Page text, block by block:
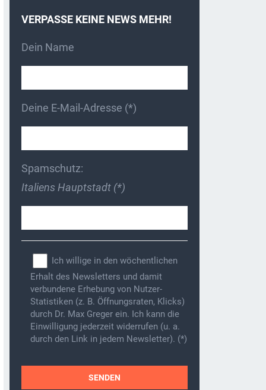
VERPASSE KEINE NEWS MEHR!
Dein Name
Deine E-Mail-Adresse (*)
Spamschutz:
Italiens Hauptstadt (*)
Ich willige in den wöchentlichen
Erhalt des Newsletters und damit
verbundene Erhebung von Nutzer-
Statistiken (z. B. Öffnungsraten, Klicks)
durch Dr. Max Greger ein. Ich kann die
Einwilligung jederzeit widerrufen (u. a.
durch den Link in jedem Newsletter). (*)